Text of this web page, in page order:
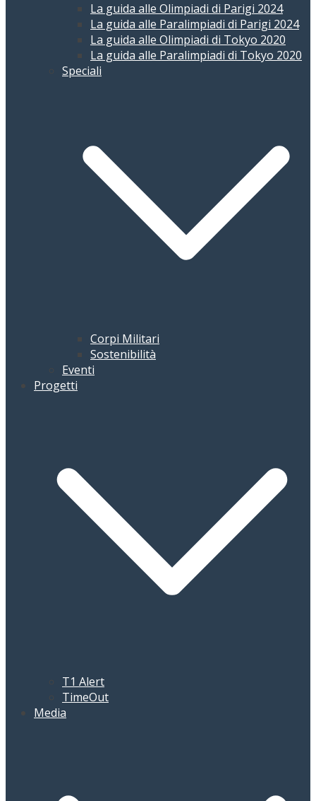
La guida alle Olimpiadi di Parigi 2024
La guida alle Paralimpiadi di Parigi 2024
La guida alle Olimpiadi di Tokyo 2020
La guida alle Paralimpiadi di Tokyo 2020
Speciali
Corpi Militari
Sostenibilità
Eventi
Progetti
T1 Alert
TimeOut
Media